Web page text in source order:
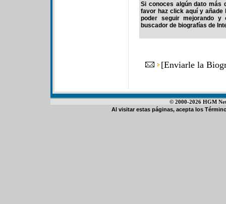
Si conoces algún dato más
favor haz click aquí y
poder seguir mejorando y
buscador de biografías de
[Enviarle la
© 2000-2026 HGM
Al visitar estas páginas, acepta los